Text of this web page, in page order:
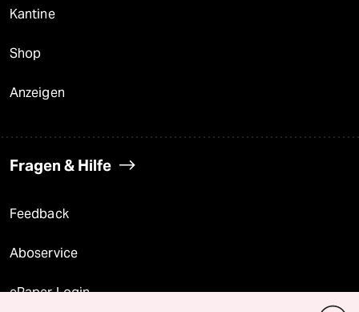
Kantine
Shop
Anzeigen
Fragen & Hilfe
Feedback
Aboservice
ePaper Login